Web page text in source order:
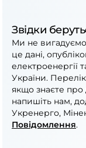
Звідки
Ми не вигадуємо
це дані,
електроенергії
України.
якщо знаєте
напишіть нам,
Укренерго,
Повідомлення.